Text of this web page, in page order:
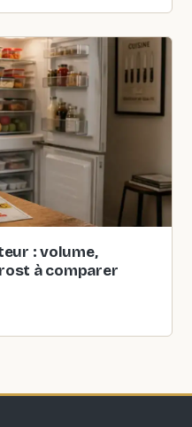
: volume,
à comparer